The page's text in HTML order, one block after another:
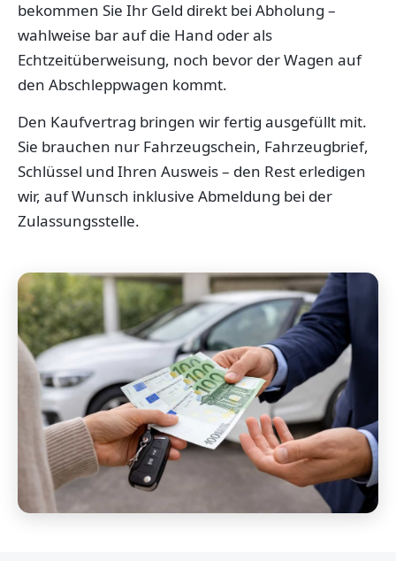
bekommen Sie Ihr Geld direkt bei Abholung –
wahlweise bar auf die Hand oder als
Echtzeitüberweisung, noch bevor der Wagen auf
den Abschleppwagen kommt.
Den Kaufvertrag bringen wir fertig ausgefüllt mit.
Sie brauchen nur Fahrzeugschein, Fahrzeugbrief,
Schlüssel und Ihren Ausweis – den Rest erledigen
wir, auf Wunsch inklusive Abmeldung bei der
Zulassungsstelle.